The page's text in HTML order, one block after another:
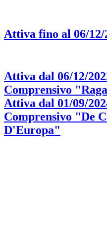
Attiva fino al 06/12/
Attiva dal 06/12/
Comprensivo
Attiva dal 01/09/
Comprensivo "De
D'Europa"